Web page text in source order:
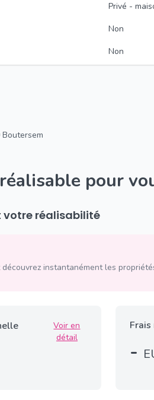
Privé -
Non
Non
pour
votre réalisabilité
instantanément les
Voir en
détail
-